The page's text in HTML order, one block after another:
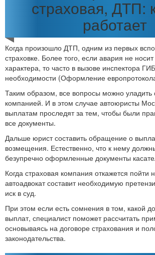
страховая, ДТП:
работает
Когда произошло ДТП, одним из первых
страховке. Более того, если авария не носит
характера, то часто в вызове инспектора
необходимости (Оформление
Таким образом, все вопросы можно уладить
компанией. И в этом случае автоюристы
выплатам проследят за тем, чтобы были
все документы.
Дальше юрист составить обращение о
возмещения. Естественно, что к нему
безупречно оформленные документы
Когда страховая компания откажется пойти
автоадвокат составит необходимую
иск в суд.
При этом если есть сомнения в том, какой
выплат, специалист поможет рассчитать
основываясь на договоре страхования и
законодательства.